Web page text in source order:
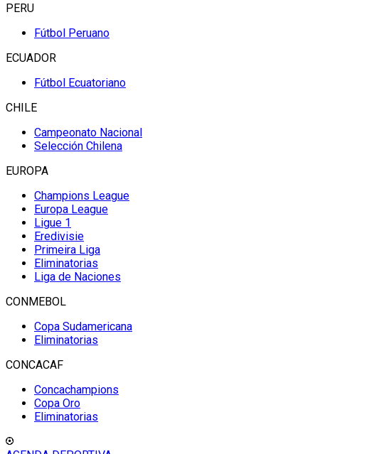
PERU
Fútbol Peruano
ECUADOR
Fútbol Ecuatoriano
CHILE
Campeonato Nacional
Selección Chilena
EUROPA
Champions League
Europa League
Ligue 1
Eredivisie
Primeira Liga
Eliminatorias
Liga de Naciones
CONMEBOL
Copa Sudamericana
Eliminatorias
CONCACAF
Concachampions
Copa Oro
Eliminatorias